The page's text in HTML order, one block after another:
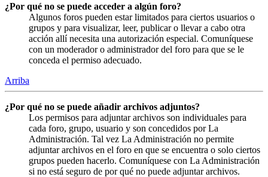
¿Por qué no se puede acceder a algún foro?
Algunos foros pueden estar limitados para ciertos usuarios o
grupos y para visualizar, leer, publicar o llevar a cabo otra
acción allí necesita una autorización especial. Comuníquese
con un moderador o administrador del foro para que se le
conceda el permiso adecuado.
Arriba
¿Por qué no se puede añadir archivos adjuntos?
Los permisos para adjuntar archivos son individuales para
cada foro, grupo, usuario y son concedidos por La
Administración. Tal vez La Administración no permite
adjuntar archivos en el foro en que se encuentra o solo ciertos
grupos pueden hacerlo. Comuníquese con La Administración
si no está seguro de por qué no puede adjuntar archivos.